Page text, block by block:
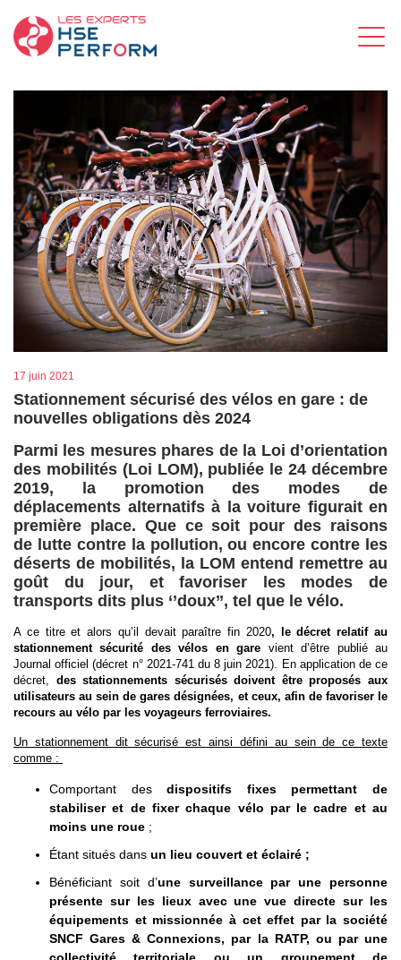
17 juin 2021
Stationnement sécurisé des vélos en gare : de
nouvelles obligations dès 2024
Parmi les mesures phares de la Loi d’orientation
des mobilités (Loi LOM), publiée le 24 décembre
2019, la promotion des modes de
déplacements alternatifs à la voiture figurait en
première place. Que ce soit pour des raisons
de lutte contre la pollution, ou encore contre les
déserts de mobilités, la LOM entend remettre au
goût du jour, et favoriser les modes de
transports dits plus ‘’doux’’, tel que le vélo.
A ce titre et alors qu’il devait paraître fin 2020,
le décret relatif au
stationnement sécurité des vélos en gare vient d’être publié au
Journal officiel (décret n° 2021-741 du 8 juin 2021). En application de ce
décret, des stationnements sécurisés doivent être proposés aux
utilisateurs au sein de gares désignées, et ceux, afin de favoriser le
recours au vélo par les voyageurs ferroviaires.
Un stationnement dit sécurisé est ainsi défini au sein de ce texte
comme :
Comportant desdispositifs fixes permettant de
stabiliser et de fixer chaque vélo par le cadre et au
moins une roue ;
Étant situés dans un lieu couvert et éclairé ;
Bénéficiant soit d’une surveillance par une personne
présente sur les lieux avec une vue directe sur les
équipements et missionnée à cet effet par la société
SNCF Gares & Connexions, par la RATP, ou par une